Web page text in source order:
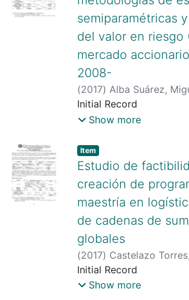
https://orcid.org/0000-
semiparamétricas
del valor en riesgo
mercado
2008-
(2017) Alba Suárez,
Pineda Ríos, Wilmer Darío
Chaves, Javier
lac/visualizador/
cod_rh=0001325299;
http://
lac/visualizador/
cod_rh=0001454199;
http://
lac/visualizador/
cod_rh=0001336693
http://
uplac/jsp/visualiza/
nro=00000000007553
Initial Record
Show more
Item type:
Item,
Estudio de
creación de
maestría en
de cadenas de
globales
(2017) Castelazo
Romero Peñaloza, María
Monroy Silva, Magda
Initial Record
Show more